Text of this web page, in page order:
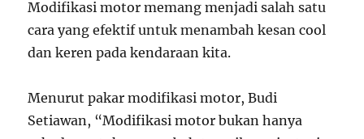
Modifikasi motor memang menjadi salah satu
cara yang efektif untuk menambah kesan cool
dan keren pada kendaraan kita.
Menurut pakar modifikasi motor, Budi
Setiawan, “Modifikasi motor bukan hanya